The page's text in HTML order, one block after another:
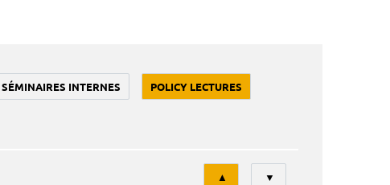
SÉMINAIRES INTERNES POLICY LECTURES
Tri
▲ ▼